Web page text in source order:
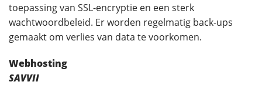
toepassing van SSL-encryptie en een sterk
wachtwoordbeleid. Er worden regelmatig back-ups
gemaakt om verlies van data te voorkomen.
Webhosting
SAVVII